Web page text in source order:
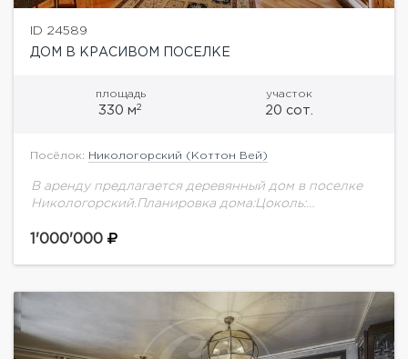
ID 24589
ДОМ В КРАСИВОМ ПОСЕЛКЕ
площадь
330 м2
участок
20 сот.
Посёлок: Никологорский (Коттон Вей)
В аренду предлагается деревянный дом в поселке
Никологорский.Планировка дома:Цоколь:
хранения1 этаж: прихожая, гостиная, каминный зал,
1'000'000